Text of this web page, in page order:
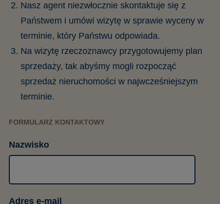
Nasz agent niezwłocznie skontaktuje się z
Państwem i umówi wizytę w sprawie wyceny w
terminie, który Państwu odpowiada.
Na wizytę rzeczoznawcy przygotowujemy plan
sprzedaży, tak abyśmy mogli rozpocząć
sprzedaż nieruchomości w najwcześniejszym
terminie.
FORMULARZ KONTAKTOWY
Nazwisko
Adres e-mail